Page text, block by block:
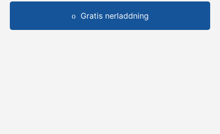
Gratis nerladdning